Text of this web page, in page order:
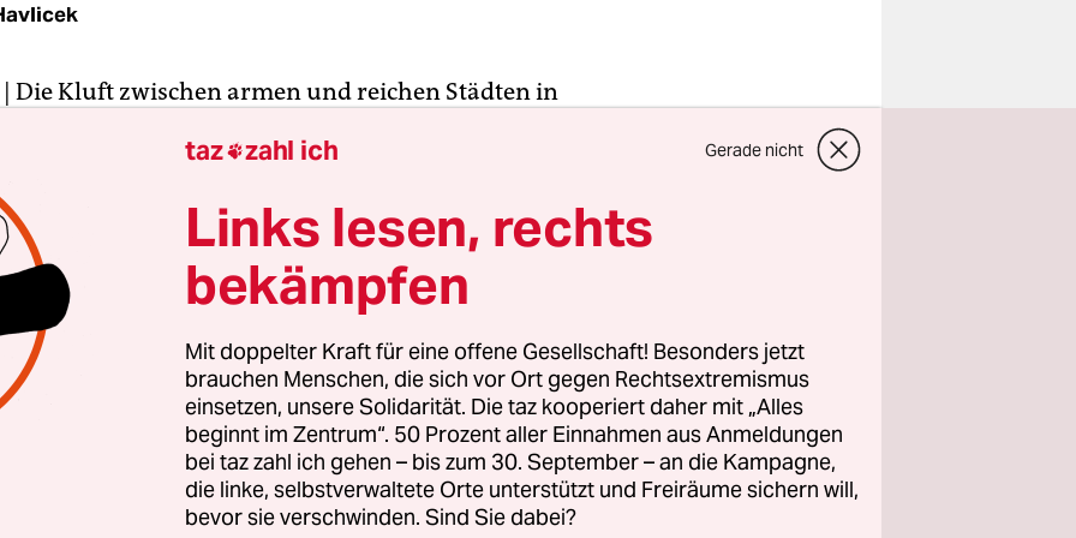
| Die Kluft zwischen armen und reichen Städten in
Bild", sagte der Präsident des Deutschen Städtetages,
Oberbürgermeister Christian Ude (SPD), am Dienstag in
erwarten Städte und Gemeinden insgesamt in diesem
zugleich steigt aber die kurzfristige
auf 2,5 Milliarden Euro ist das Defizit der
zwischen 2010 und 2011 gesunken. Für 2012 prognostiziert
gar einen Einnahmenüberschuss von 2 Milliarden Euro -
der Gewerbesteuer, an deren Abschaffung die
Bundesregierung noch im vergangenen Jahr bastelte.
taz zahl ich Gerade nicht
Links lesen, rechts
bekämpfen
Mit doppelter Kraft für eine offene Gesellschaft! Besonders jetzt
brauchen Menschen, die sich vor Ort gegen Rechtsextremismus
einsetzen, unsere Solidarität. Die taz kooperiert daher mit „Alles
beginnt im Zentrum“. 50 Prozent aller Einnahmen aus Anmeldungen
bei taz zahl ich gehen – bis zum 30. September – an die Kampagne,
die linke, selbstverwaltete Orte unterstützt und Freiräume sichern will,
bevor sie verschwinden. Sind Sie dabei?